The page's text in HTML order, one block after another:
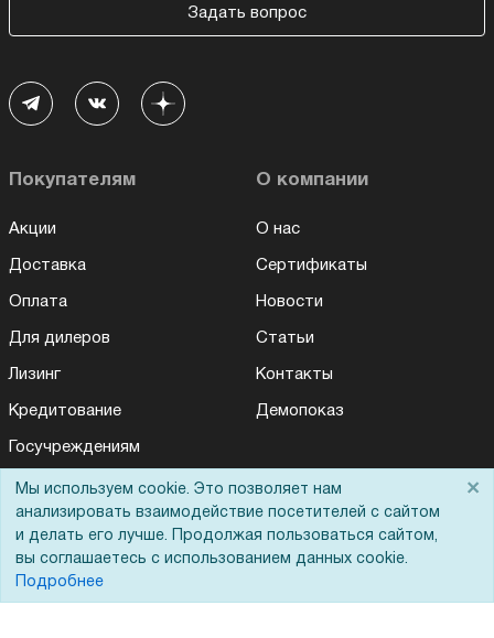
Задать вопрос
Покупателям
Акции
Доставка
Оплата
Для дилеров
Лизинг
Кредитование
Госучреждениям
Тендеры
Бренды
ЭДО
О компании
О нас
Сертификаты
Новости
Статьи
Контакты
Демопоказ
Мы используем cookie. Это позволяет нам
анализировать взаимодействие посетителей с сайтом
и делать его лучше. Продолжая пользоваться сайтом,
вы соглашаетесь с использованием данных cookie.
Подробнее
×